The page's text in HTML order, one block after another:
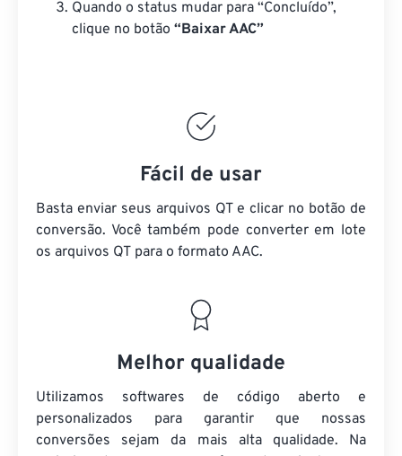
Quando o status mudar para “Concluído”,
clique no botão “Baixar AAC”
Fácil de usar
Basta enviar seus arquivos QT e clicar no botão de
conversão. Você também pode converter em lote
os arquivos QT para o formato AAC.
Melhor qualidade
Utilizamos softwares de código aberto e
personalizados para garantir que nossas
conversões sejam da mais alta qualidade. Na